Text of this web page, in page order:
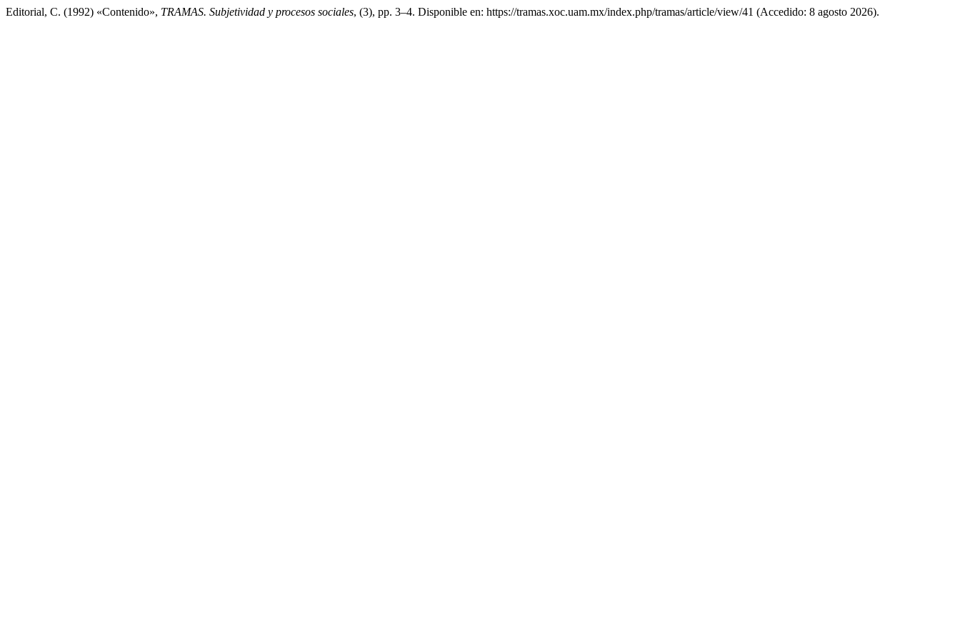
Editorial, C. (1992) «Contenido», TRAMAS. Subjetividad y procesos sociales, (3), pp. 3–4. Disponible en: https://tramas.xoc.uam.mx/index.php/tramas/article/view/41 (Accedido: 8 agosto 2026).